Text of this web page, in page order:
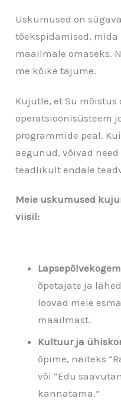
Uskumused on
tõekspidamised, mida
maailmale omaseks.
me kõike tajume.
Kujutle, et Su
operatsioonisüsteem
programmide peal.
aegunud, võivad
teadlikult endale
Meie uskumused
viisil:
õpetajate ja
loovad meie
maailmast.
Kultuur ja
õpime, näiteks
või “Edu
kannatama.”